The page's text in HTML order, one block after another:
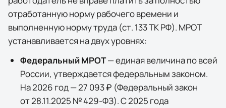
отработанную норму рабочего времени и
выполненную норму труда (ст. 133 ТК РФ). МРОТ
устанавливается на двух уровнях:
Федеральный МРОТ— единая величина по всей
России, утверждается федеральным законом.
На 2026 год —27 093 ₽ (Федеральный закон
от 28.11.2025 № 429-ФЗ). С 2025 года